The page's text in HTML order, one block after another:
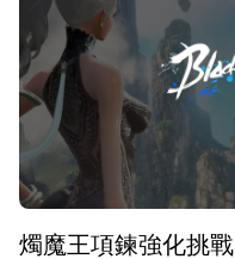
燭魔王項鍊強化挑戰